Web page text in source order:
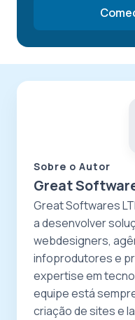
Sobre o Autor
Great
Great Softwares
a desenvolver
webdesigners,
infoprodutores e
expertise em
equipe está
criação de sites e